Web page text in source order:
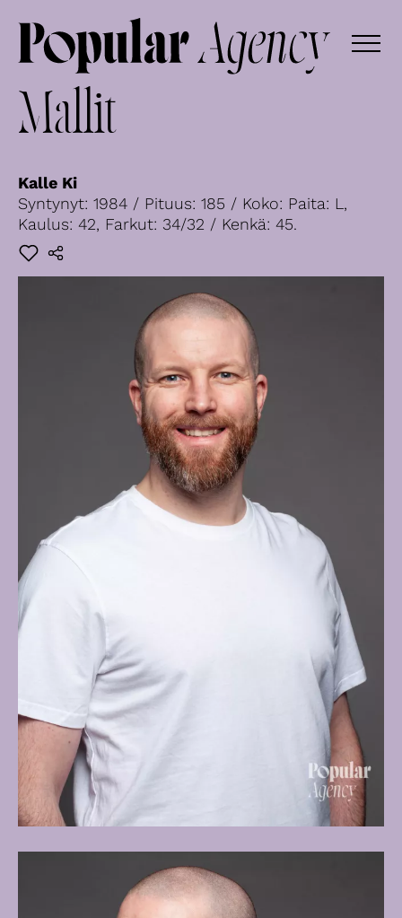
Mallit
Kalle Ki
Syntynyt: 1984 / Pituus: 185 / Koko: Paita: L,
Kaulus: 42, Farkut: 34/32 / Kenkä: 45.